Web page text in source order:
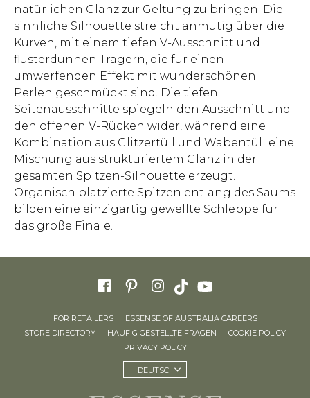
natürlichen Glanz zur Geltung zu bringen. Die
sinnliche Silhouette streicht anmutig über die
Kurven, mit einem tiefen V-Ausschnitt und
flüsterdünnen Trägern, die für einen
umwerfenden Effekt mit wunderschönen
Perlen geschmückt sind. Die tiefen
Seitenausschnitte spiegeln den Ausschnitt und
den offenen V-Rücken wider, während eine
Kombination aus Glitzertüll und Wabentüll eine
Mischung aus strukturiertem Glanz in der
gesamten Spitzen-Silhouette erzeugt.
Organisch platzierte Spitzen entlang des Saums
bilden eine einzigartig gewellte Schleppe für
das große Finale.
FOR RETAILERS
ESSENSE OF AUSTRALIA CAREERS
STORE DIRECTORY
HÄUFIG GESTELLTE FRAGEN
COOKIE POLICY
PRIVACY POLICY
DEUTSCH